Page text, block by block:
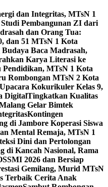
dan Integritas, MTsN 1
Pembangunan ZI dari
dan Orang Tua:
dan 51 MTsN 1 Kota
Baca Madrasah,
Karya Literasi ke
MTsN 1 Kota
Rombongan MTsN 2 Kota
Kokurikuler Kelas 9,
DigitalTingkatkan Kualitas
Gelar Bimtek
Kontingen
di Jambore Koperasi Siswa
Mental Remaja, MTsN 1
Dini dan Pertolongan
di Kancah Nasional, Rama
2026 dan Bersiap
Gemilang, Murid MTsN
Terbaik Cerita Anak